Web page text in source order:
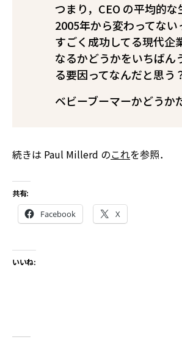
つまり，CEO の平均的
2005年から変わってない
すごく成功してる現代企
なるかどうかをいちばん
る要因ってなんだと思う
ベビーブーマーかどうか
続きは Paul Millerd のこれを参照．
共有:
Facebook X
いいね: